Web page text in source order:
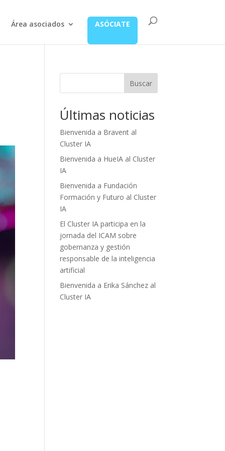
Área asociados ASÓCIATE
Buscar
Últimas noticias
Bienvenida a Bravent al
Cluster IA
Bienvenida a HueIA al Cluster
IA
Bienvenida a Fundación
Formación y Futuro al Cluster
IA
El Cluster IA participa en la
jornada del ICAM sobre
gobernanza y gestión
responsable de la inteligencia
artificial
Bienvenida a Erika Sánchez al
Cluster IA